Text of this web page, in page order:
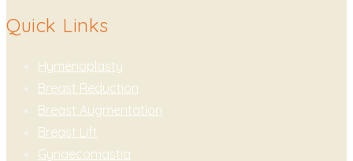
Quick Links
Hymenoplasty
Breast Reduction
Breast Augmentation
Breast Lift
Gynaecomastia